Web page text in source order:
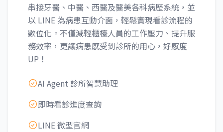
串接牙醫、中醫、西醫及醫美各科病歷系統，並
以 LINE 為病患互動介面，輕鬆實現看診流程的
數位化。不僅減輕櫃檯人員的工作壓力、提升服
務效率，更讓病患感受到診所的用心，好感度
UP！
AI Agent 診所智慧助理
即時看診進度查詢
LINE 微型官網